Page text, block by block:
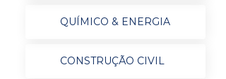
QUÍMICO & ENERGIA
CONSTRUÇÃO CIVIL